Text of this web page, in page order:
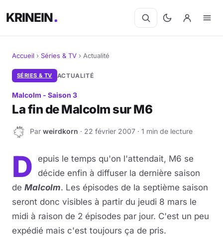
KRINEIN
Cinéma
Séries
Livres
Jeux vidéo
Jeux de société
Accueil › Séries & TV › Actualité
SÉRIES & TV ACTUALITÉ
Malcolm - Saison 3
La fin de Malcolm sur M6
W Par weirdkorn · 22 février 2007 · 1 min de lecture
D
epuis le temps qu'on l'attendait, M6 se
décide enfin à diffuser la dernière saison
de Malcolm. Les épisodes de la septième saison
seront donc visibles à partir du jeudi 8 mars le
midi à raison de 2 épisodes par jour. C'est un peu
expédié mais c'est toujours ça de pris.